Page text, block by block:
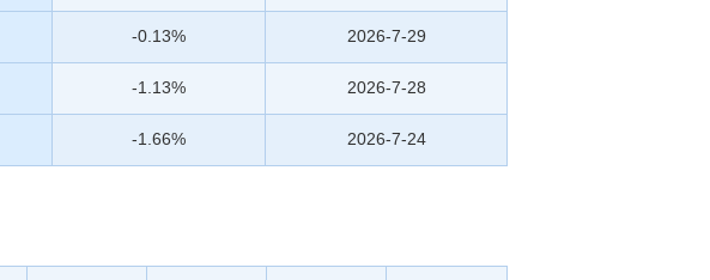
-0.13% 2026-7-29
-1.13% 2026-7-28
-1.66% 2026-7-24